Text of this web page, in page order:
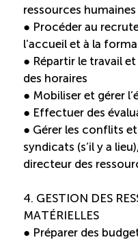
Programme de
Métiers et carrières
Norme entretien
Boomerang
ressources humaines
● Procéder au
l’accueil et à la
● Répartir le travail
des horaires
● Mobiliser et gérer
● Effectuer des
● Gérer les conflits
syndicats (s’il y a
directeur des
4. GESTION DES
MATÉRIELLES
● Préparer des